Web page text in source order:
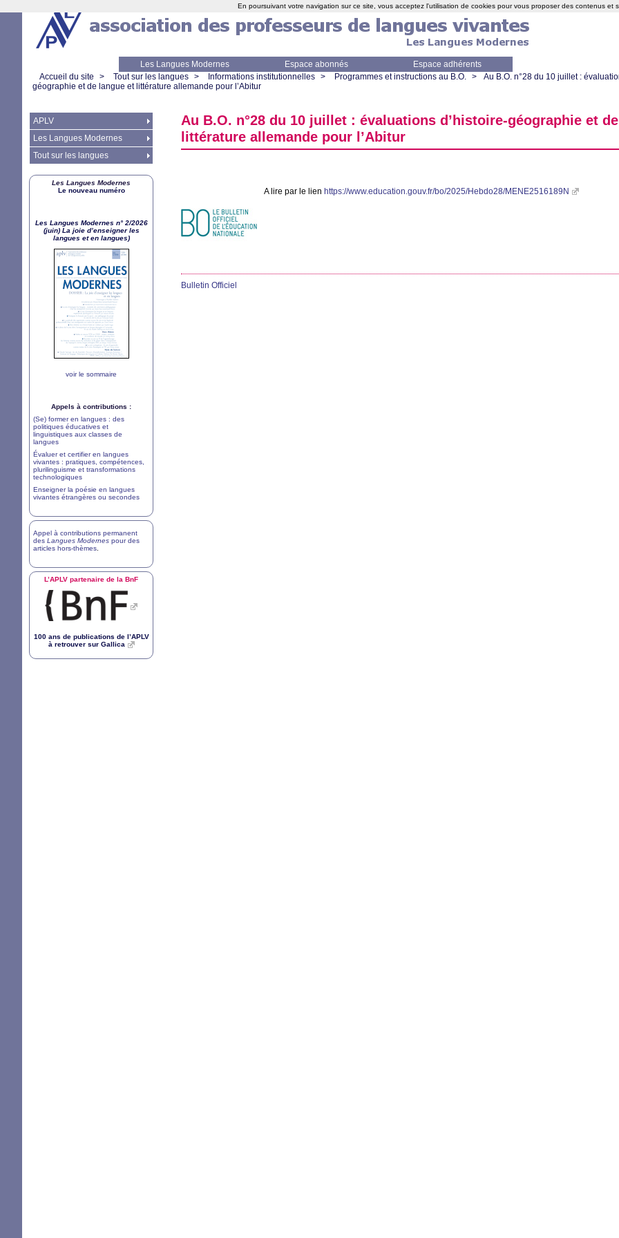
Les Langues Modernes Espace abonnés
Espace adhérents
Accueil du site > Tout sur les langues > Informations institutionnelles > Programmes et instructions au B.O. > Au B.O. n°28 du 10 juillet :
géographie et de langue et littérature allemande pour l’Abitur
Au B.O. n°28 du 10 juillet : évaluations d’histoire-géographie et
littérature allemande pour l’Abitur
A lire par le lien https://www.education.gouv.fr/bo/2025/Hebdo28/MENE2516189N
Bulletin Officiel
APLV
Les Langues Modernes
Tout sur les langues
Les Langues Modernes
Le nouveau numéro
Les Langues Modernes n° 2/2026
(juin) La joie d’enseigner les
langues et en langues)
voir le sommaire
Appels à contributions :
(Se) former en langues : des
politiques éducatives et
linguistiques aux classes de
langues
Évaluer et certifier en langues
vivantes : pratiques, compétences,
plurilinguisme et transformations
technologiques
Enseigner la poésie en langues
vivantes étrangères ou secondes
Appel à contributions permanent
des Langues Modernes pour des
articles hors-thèmes
L’APLV partenaire de la BnF
100 ans de publications de l’APLV
à retrouver sur Gallica
En poursuivant votre navigation sur ce site, vous acceptez l'utilisation de cookies pour vous proposer des contenus et